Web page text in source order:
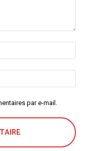
/
:*
par e-mail.